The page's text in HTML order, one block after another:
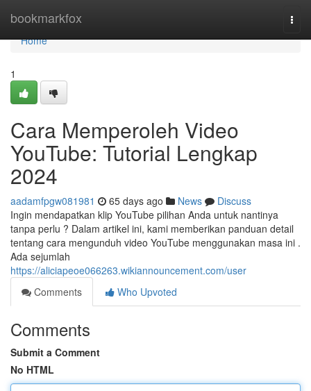
bookmarkfox
Home
Home
1
Cara Memperoleh Video
YouTube: Tutorial Lengkap
2024
aadamfpgw081981 65 days ago News
Discuss
Ingin mendapatkan klip YouTube pilihan Anda untuk nantinya
tanpa perlu ? Dalam artikel ini, kami memberikan panduan detail
tentang cara mengunduh video YouTube menggunakan masa ini .
Ada sejumlah
https://aliciapeoe066263.wikiannouncement.com/user
Comments
Who Upvoted
Comments
Submit a Comment
No HTML